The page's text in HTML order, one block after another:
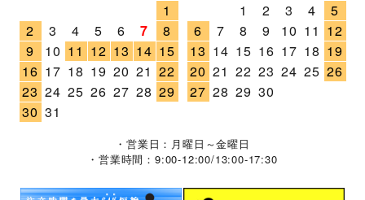
1
2
3 4 5 6 7
8
9
10 11 12 13 14 15
16 17 18 19 20 21 22
23 24 25 26 27 28 29
30 31
1
2 3 4
5
6
7 8 9 10 11 12
13 14 15 16 17 18 19
20 21 22 23 24 25 26
27 28 29 30
・営業日：月曜日～金曜日
・営業時間：9:00-12:00/13:00-17:30